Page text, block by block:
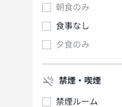
朝食のみ
食事なし
夕食のみ
禁煙・喫煙
禁煙ルーム